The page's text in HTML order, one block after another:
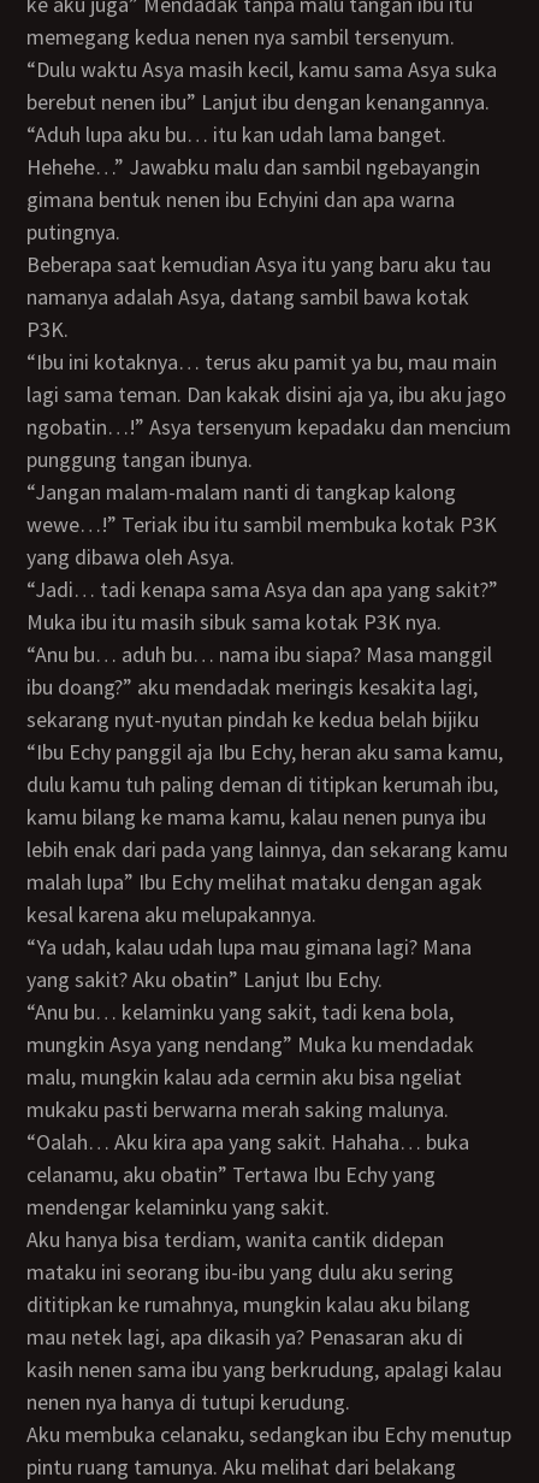
memegang kedua nenen nya sambil tersenyum.
“Dulu waktu Asya masih kecil, kamu sama Asya suka
berebut nenen ibu” Lanjut ibu dengan kenangannya.
“Aduh lupa aku bu… itu kan udah lama banget.
Hehehe…” Jawabku malu dan sambil ngebayangin
gimana bentuk nenen ibu Echyini dan apa warna
putingnya.
Beberapa saat kemudian Asya itu yang baru aku tau
namanya adalah Asya, datang sambil bawa kotak
P3K.
“Ibu ini kotaknya… terus aku pamit ya bu, mau main
lagi sama teman. Dan kakak disini aja ya, ibu aku jago
ngobatin…!” Asya tersenyum kepadaku dan mencium
punggung tangan ibunya.
“Jangan malam-malam nanti di tangkap kalong
wewe…!” Teriak ibu itu sambil membuka kotak P3K
yang dibawa oleh Asya.
“Jadi… tadi kenapa sama Asya dan apa yang sakit?”
Muka ibu itu masih sibuk sama kotak P3K nya.
“Anu bu… aduh bu… nama ibu siapa? Masa manggil
ibu doang?” aku mendadak meringis kesakita lagi,
sekarang nyut-nyutan pindah ke kedua belah bijiku
“Ibu Echy panggil aja Ibu Echy, heran aku sama kamu,
dulu kamu tuh paling deman di titipkan kerumah ibu,
kamu bilang ke mama kamu, kalau nenen punya ibu
lebih enak dari pada yang lainnya, dan sekarang kamu
malah lupa” Ibu Echy melihat mataku dengan agak
kesal karena aku melupakannya.
“Ya udah, kalau udah lupa mau gimana lagi? Mana
yang sakit? Aku obatin” Lanjut Ibu Echy.
“Anu bu… kelaminku yang sakit, tadi kena bola,
mungkin Asya yang nendang” Muka ku mendadak
malu, mungkin kalau ada cermin aku bisa ngeliat
mukaku pasti berwarna merah saking malunya.
“Oalah… Aku kira apa yang sakit. Hahaha… buka
celanamu, aku obatin” Tertawa Ibu Echy yang
mendengar kelaminku yang sakit.
Aku hanya bisa terdiam, wanita cantik didepan
mataku ini seorang ibu-ibu yang dulu aku sering
dititipkan ke rumahnya, mungkin kalau aku bilang
mau netek lagi, apa dikasih ya? Penasaran aku di
kasih nenen sama ibu yang berkrudung, apalagi kalau
nenen nya hanya di tutupi kerudung.
Aku membuka celanaku, sedangkan ibu Echy menutup
pintu ruang tamunya. Aku melihat dari belakang